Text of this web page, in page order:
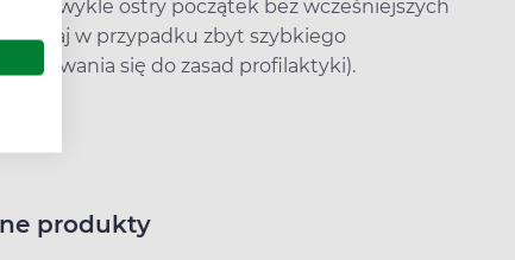
zwykle ostry początek bez wcześniejszych
w przypadku zbyt szybkiego
się do zasad profilaktyki).
produkty